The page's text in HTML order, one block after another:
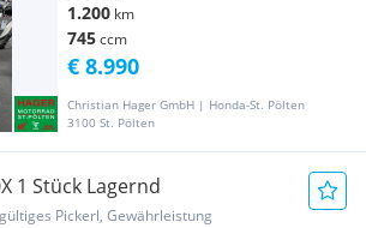
1.200 km
745ccm
Christian Hager GmbH | Honda-St. Pölten
3100 St. Pölten
€ 8.990
1 Stück Lagernd
Pickerl, Gewährleistung